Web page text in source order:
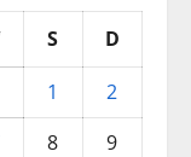
S
D
1
2
8
9